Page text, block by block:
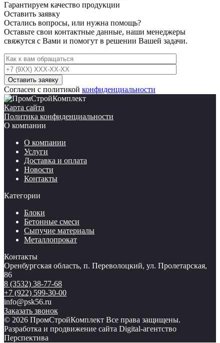
Гарантируем качество продукции
Оставить заявку
Остались вопросы, или нужна помощь?
Оставьте свои контактные данные, наши менеджеры
свяжутся с Вами и помогут в решении Вашей задачи.
Согласен с политикой конфиденциальности
Карта сайта
Политика конфиденциальности
О компании
О компании
Услуги
Доставка и оплата
Новости
Контакты
Категории
Блоки
Бетонные смеси
Сыпучие материалы
Металлопрокат
Контакты
Оренбургская область, п. Переволоцкий, ул. Пролетарская,
86
8 (3532) 38-77-68
+7 (922) 599-30-00
info@psk56.ru
Заказать звонок
© 2026 ПромСтройКомплект Все права защищены.
Разработка и продвижение сайта Digital-агентство
Перспектива